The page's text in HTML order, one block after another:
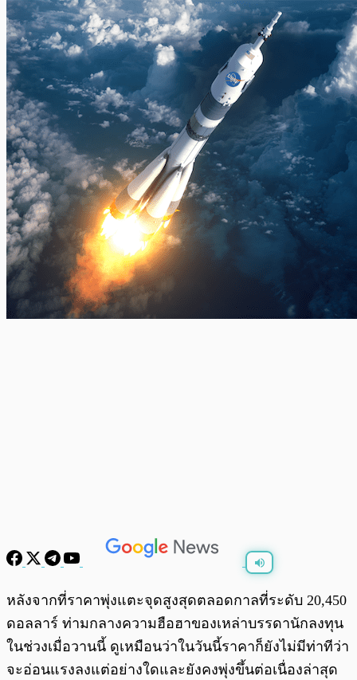
พร้อมเล่น /
หลังจากที่ราคาพุ่งแตะจุดสูงสุดตลอดกาลที่ระดับ 20,450
ดอลลาร์ ท่ามกลางความฮือฮาของเหล่าบรรดานักลงทุน
ในช่วงเมื่อวานนี้ ดูเหมือนว่าในวันนี้ราคาก็ยังไม่มีท่าทีว่า
จะอ่อนแรงลงแต่อย่างใดและยังคงพุ่งขึ้นต่อเนื่องล่าสุด